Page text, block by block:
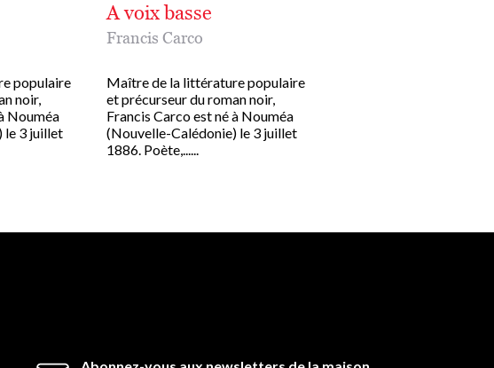
populaire
noir,
Nouméa
le 3 juillet
A voix basse
Francis Carco
Maître de la littérature populaire
et précurseur du roman noir,
Francis Carco est né à Nouméa
(Nouvelle-Calédonie) le 3 juillet
1886. Poète,......